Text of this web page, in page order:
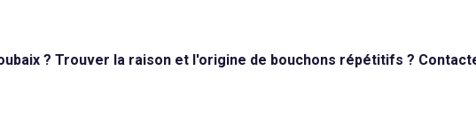
? Trouver la raison et l'origine de bouchons répétitifs ?